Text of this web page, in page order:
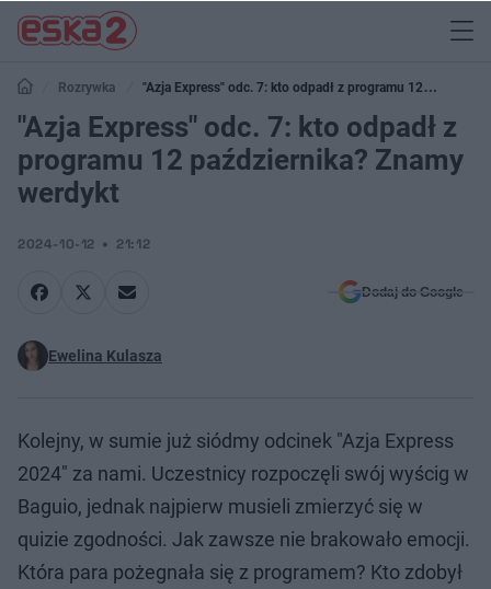
Rozrywka
"Azja Express" odc. 7: kto odpadł z programu 12
października? Znamy werdykt
"Azja Express" odc. 7: kto odpadł z
programu 12 października? Znamy
werdykt
2024-10-12 21:12
Dodaj do Google
Ewelina Kulasza
Kolejny, w sumie już siódmy odcinek "Azja Express
2024" za nami. Uczestnicy rozpoczęli swój wyścig w
Baguio, jednak najpierw musieli zmierzyć się w
quizie zgodności. Jak zawsze nie brakowało emocji.
Która para pożegnała się z programem? Kto zdobył